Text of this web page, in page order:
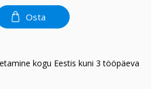
Osta
kogu Eestis kuni 3 tööpäeva